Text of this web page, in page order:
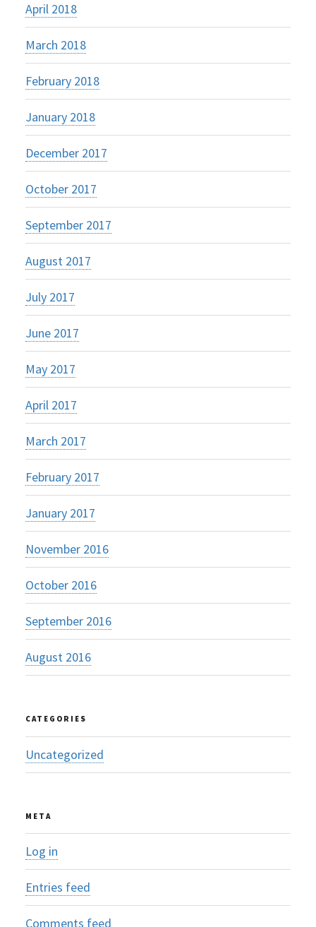
April 2018
March 2018
February 2018
January 2018
December 2017
October 2017
September 2017
August 2017
July 2017
June 2017
May 2017
April 2017
March 2017
February 2017
January 2017
November 2016
October 2016
September 2016
August 2016
CATEGORIES
Uncategorized
META
Log in
Entries feed
Comments feed